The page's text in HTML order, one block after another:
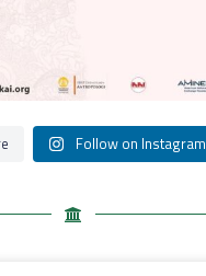
Follow on Instagram